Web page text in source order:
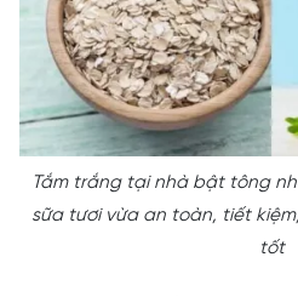
Tắm trắng tại nhà bật tông
sữa tươi vừa an toàn, tiết
tốt